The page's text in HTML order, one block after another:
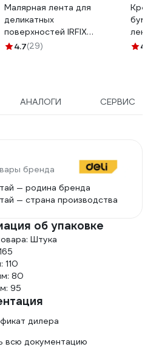
Малярная лента для
деликатных
поверхностей IRFIX
EXTRA 50 мм, 25 м,
4.7(29)
лента
м 304-
4.7
АНАЛОГИ СЕРВИС
бренда
— родина бренда
— страна производства
об упаковке
Штука
110
80
95
дилера
всю документацию